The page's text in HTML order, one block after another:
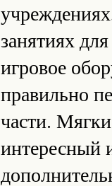
занятиях
игровое
правильно
части.
интересный